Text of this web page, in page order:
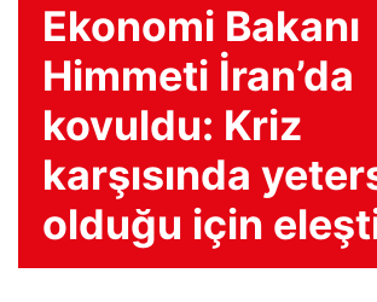
Ekonomi Bakanı
Himmeti İran’da
kovuldu: Kriz
karşısında
olduğu için